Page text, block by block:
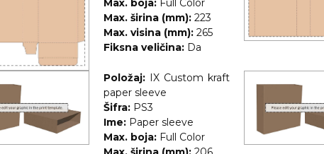
Max. boja: Full Color
Max. širina (mm): 223
Max. visina (mm): 265
Fiksna veličina: Da
Položaj: IX Custom kraft
paper sleeve
Šifra: PS3
Ime: Paper sleeve
Max. boja: Full Color